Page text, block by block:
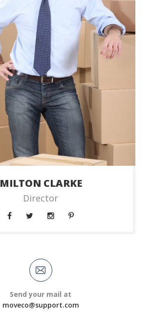
MILTON CLARKE
Director
Send your mail at
moveco@support.com